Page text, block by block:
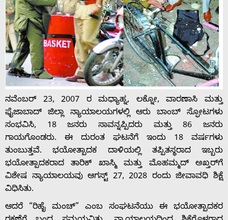
ನವೆಂಬರ್ 23, 2007 ರ ಮಧ್ಯಾಹ್ನ, ಲಕ್ನೋ, ವಾರಣಾಸಿ ಮತ್ತು
ಫೈಜಾಬಾದ್ ಜಿಲ್ಲಾ ನ್ಯಾಯಾಲಯಗಳಲ್ಲಿ ಆರು ಬಾಂಬ್ ಸ್ಫೋಟಗಳು
ಸಂಭವಿಸಿ, 18 ಜನರು ಸಾವನ್ನಪ್ಪಿದರು ಮತ್ತು 86 ಜನರು
ಗಾಯಗೊಂಡರು. ಈ ದುರಂತ ಘಟನೆಗೆ ಇಂದು 18 ವರ್ಷಗಳು
ತುಂಬುತ್ತವೆ. ಭಯೋತ್ಪಾದಕ ದಾಳಿಯಲ್ಲಿ ತಪ್ಪಿತಸ್ಥರಾದ ಇಬ್ಬರು
ಭಯೋತ್ಪಾದಕರಾದ ತಾರಿಕ್ ಖಾಸ್ಮಿ ಮತ್ತು ಮೊಹಮ್ಮದ್ ಅಖ್ತರ್‌ಗೆ
ವಿಶೇಷ ನ್ಯಾಯಾಲಯವು ಆಗಸ್ಟ್ 27, 2028 ರಂದು ಜೀವಾವಧಿ ಶಿಕ್ಷೆ
ವಿಧಿಸಿತು.
ಆದರೆ “ರಿಹೈ ಮಂಚ್” ಎಂಬ ಸಂಘಟನೆಯು ಈ ಭಯೋತ್ಪಾದಕರ